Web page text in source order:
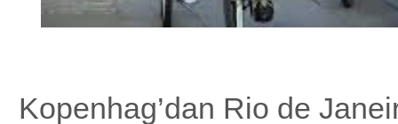
Kopenhag’dan Rio de